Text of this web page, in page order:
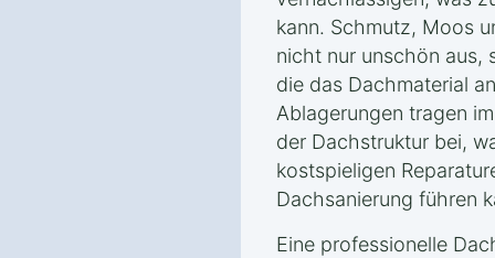
kann. Schmutz, Moos
nicht nur unschön aus,
die das Dachmaterial
Ablagerungen tragen
der Dachstruktur bei,
kostspieligen
Dachsanierung führen
Eine professionelle